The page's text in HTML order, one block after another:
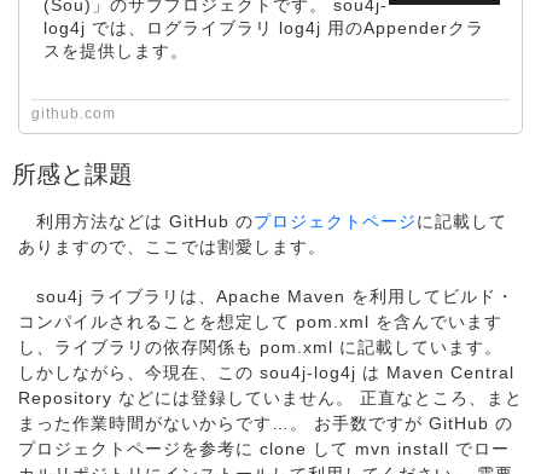
(Sou)」のサブプロジェクトです。 sou4j-
log4j では、ログライブラリ log4j 用のAppenderクラ
スを提供します。
github.com
所感と課題
利用方法などは GitHub のプロジェクトページに記載して
ありますので、ここでは割愛します。
sou4j ライブラリは、Apache Maven を利用してビルド・
コンパイルされることを想定して pom.xml を含んでいます
し、ライブラリの依存関係も pom.xml に記載しています。
しかしながら、今現在、この sou4j-log4j は Maven Central
Repository などには登録していません。 正直なところ、まと
まった作業時間がないからです…。 お手数ですが GitHub の
プロジェクトページを参考に clone して mvn install でロー